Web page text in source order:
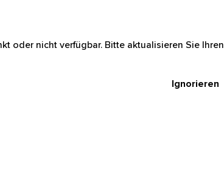
oder nicht verfügbar. Bitte aktualisieren Sie Ihren
Ignorieren